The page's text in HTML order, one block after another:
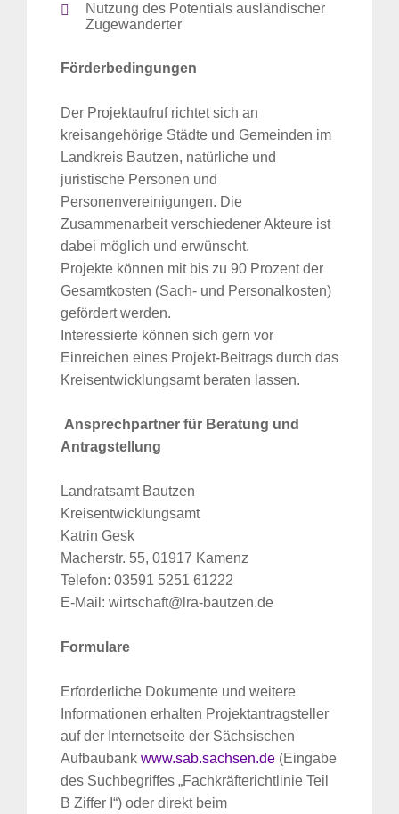
Nutzung des Potentials ausländischer
Zugewanderter
Förderbedingungen
Der Projektaufruf richtet sich an
kreisangehörige Städte und Gemeinden im
Landkreis Bautzen, natürliche und
juristische Personen und
Personenvereinigungen. Die
Zusammenarbeit verschiedener Akteure ist
dabei möglich und erwünscht.
Projekte können mit bis zu 90 Prozent der
Gesamtkosten (Sach- und Personalkosten)
gefördert werden.
Interessierte können sich gern vor
Einreichen eines Projekt-Beitrags durch das
Kreisentwicklungsamt beraten lassen.
Ansprechpartner für Beratung und
Antragstellung
Landratsamt Bautzen
Kreisentwicklungsamt
Katrin Gesk
Macherstr. 55, 01917 Kamenz
Telefon: 03591 5251 61222
E-Mail: wirtschaft@lra-bautzen.de
Formulare
Erforderliche Dokumente und weitere
Informationen erhalten Projektantragsteller
auf der Internetseite der Sächsischen
Aufbaubank www.sab.sachsen.de (Eingabe
des Suchbegriffes „Fachkräfterichtlinie Teil
B Ziffer I“) oder direkt beim